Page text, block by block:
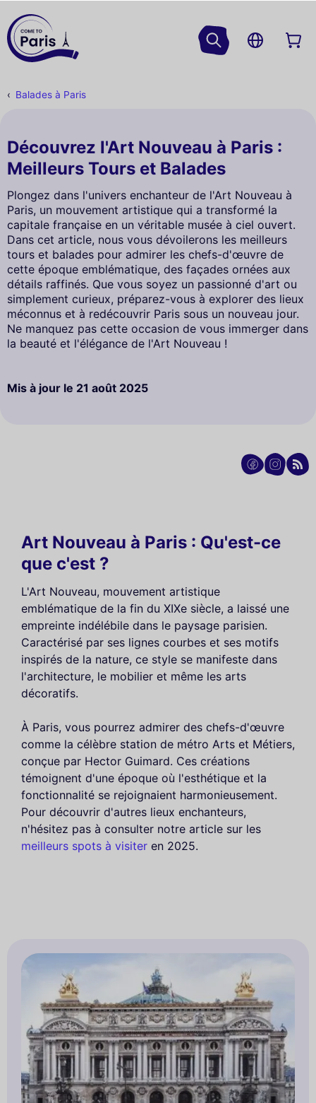
Balades à Paris
Découvrez l'Art Nouveau à Paris :
Meilleurs Tours et Balades
Plongez dans l'univers enchanteur de l'Art Nouveau à
Paris, un mouvement artistique qui a transformé la
capitale française en un véritable musée à ciel ouvert.
Dans cet article, nous vous dévoilerons les meilleurs
tours et balades pour admirer les chefs-d'œuvre de
cette époque emblématique, des façades ornées aux
détails raffinés. Que vous soyez un passionné d'art ou
simplement curieux, préparez-vous à explorer des lieux
méconnus et à redécouvrir Paris sous un nouveau jour.
Ne manquez pas cette occasion de vous immerger dans
la beauté et l'élégance de l'Art Nouveau !
Mis à jour le 21 août 2025
Art Nouveau à Paris : Qu'est-ce
que c'est ?
L'Art Nouveau, mouvement artistique
emblématique de la fin du XIXe siècle, a laissé une
empreinte indélébile dans le paysage parisien.
Caractérisé par ses lignes courbes et ses motifs
inspirés de la nature, ce style se manifeste dans
l'architecture, le mobilier et même les arts
décoratifs.
À Paris, vous pourrez admirer des chefs-d'œuvre
comme la célèbre station de métro Arts et Métiers,
conçue par Hector Guimard. Ces créations
témoignent d'une époque où l'esthétique et la
fonctionnalité se rejoignaient harmonieusement.
Pour découvrir d'autres lieux enchanteurs,
n'hésitez pas à consulter notre article sur les
meilleurs spots à visiter en 2025.